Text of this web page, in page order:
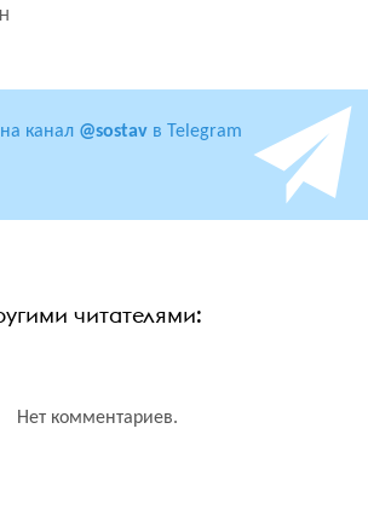
канал @sostav в Telegram
читателями:
Нет комментариев.